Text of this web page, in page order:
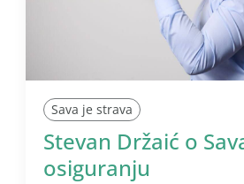
Sava je strava
Stevan Držaić o
osiguranju